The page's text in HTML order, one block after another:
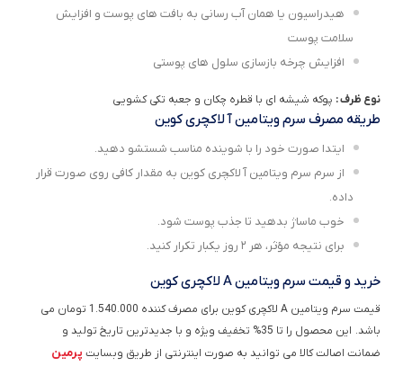
هیدراسیون یا همان آب رسانی به بافت های پوست و افزایش
سلامت پوست
افزایش چرخه بازسازی سلول های پوستی
نوع ظرف : پوکه شیشه ای با قطره چکان و جعبه تکی کشویی
طریقه مصرف سرم ویتامین آ لاکچری کوین
ایتدا صورت خود را با شوینده مناسب شستشو دهید.
از سرم سرم ویتامین آ لاکچری کوین به مقدار کافی روی صورت قرار
داده.
خوب ماساژ بدهید تا جذب پوست شود.
برای نتیجه مؤثر، هر ۲ روز یکبار تکرار کنید.
خرید و قیمت سرم ویتامین A لاکچری کوین
قیمت سرم ویتامین A لاکچری کوین برای مصرف کننده 1.540.000 تومان می
باشد. این محصول را تا 35% تخفیف ویژه و با جدیدترین تاریخ تولید و
ضمانت اصالت کالا می توانید به صورت اینترنتی از طریق وبسایت پرمین